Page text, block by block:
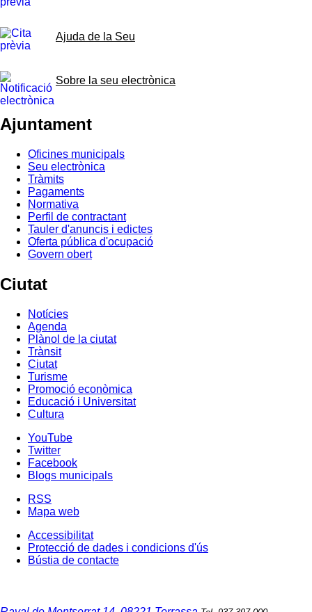
Ajuda de la Seu
Sobre la seu electrònica
Ajuntament
Oficines municipals
Seu electrònica
Tràmits
Pagaments
Normativa
Perfil de contractant
Tauler d'anuncis i edictes
Oferta pública d'ocupació
Govern obert
Ciutat
Notícies
Agenda
Plànol de la ciutat
Trànsit
Ciutat
Turisme
Promoció econòmica
Educació i Universitat
Cultura
YouTube
Twitter
Facebook
Blogs municipals
RSS
Mapa web
Accessibilitat
Protecció de dades i condicions d'ús
Bústia de contacte